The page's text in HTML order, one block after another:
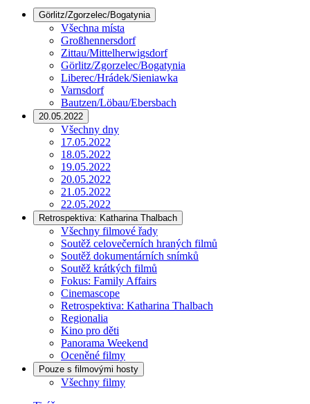
Görlitz/Zgorzelec/Bogatynia
Všechna místa
Großhennersdorf
Zittau/Mittelherwigsdorf
Görlitz/Zgorzelec/Bogatynia
Liberec/Hrádek/Sieniawka
Varnsdorf
Bautzen/Löbau/Ebersbach
20.05.2022
Všechny dny
17.05.2022
18.05.2022
19.05.2022
20.05.2022
21.05.2022
22.05.2022
Retrospektiva: Katharina Thalbach
Všechny filmové řady
Soutěž celovečerních hraných filmů
Soutěž dokumentárních snímků
Soutěž krátkých filmů
Fokus: Family Affairs
Cinemascope
Retrospektiva: Katharina Thalbach
Regionalia
Kino pro děti
Panorama Weekend
Oceněné filmy
Pouze s filmovými hosty
Všechny filmy